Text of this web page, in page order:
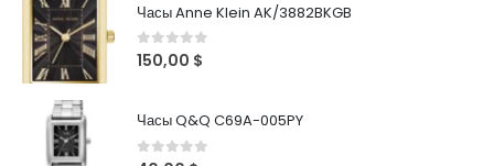
Часы Anne Klein AK/3882BKGB
0out of 5
150,00 $
Часы Q&Q C69A-005PY